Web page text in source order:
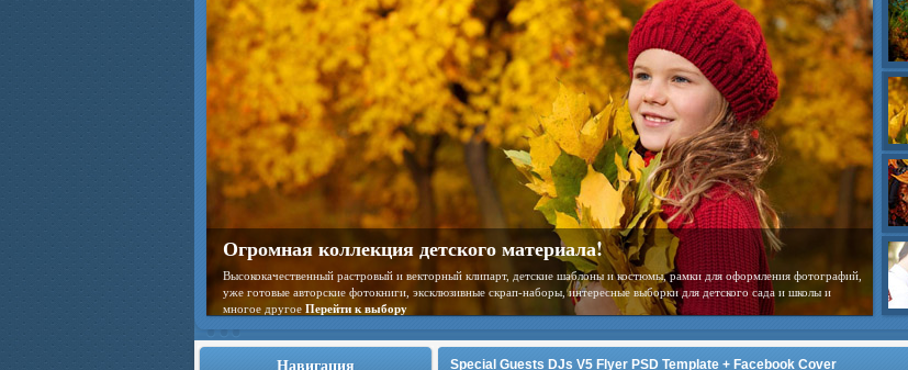
Огромная коллекция детского материала!
Высококачественный растровый и векторный клипарт, детские шаблоны и костюмы, рамки для оформления фотографий,
уже готовые авторские фотокниги, эксклюзивные скрап-наборы, интересные выборки для детского сада и школы и
многое другое Перейти к выбору
Навигация Special Guests DJs V5 Flyer PSD Template + Facebook Cover